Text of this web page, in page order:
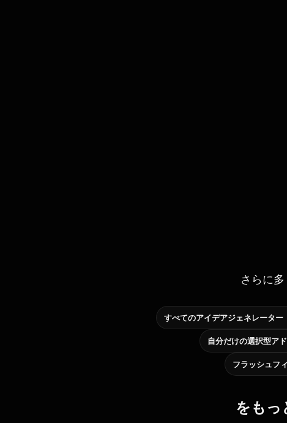
さらに
すべてのアイデアジェネレーター
フラッシュフ
をもっ